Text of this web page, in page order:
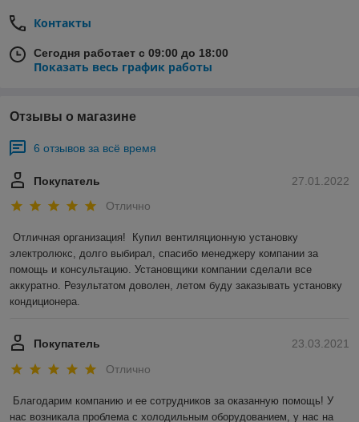
Контакты
Сегодня работает с 09:00 до 18:00
Показать весь график работы
Отзывы о магазине
6 отзывов за всё время
27.01.2022
Покупатель
Отлично
Отличная организация!  Купил вентиляционную установку
электролюкс, долго выбирал, спасибо менеджеру компании за
помощь и консультацию. Установщики компании сделали все
аккуратно. Результатом доволен, летом буду заказывать установку
кондиционера.
23.03.2021
Покупатель
Отлично
Благодарим компанию и ее сотрудников за оказанную помощь! У
нас возникала проблема с холодильным оборудованием, у нас на